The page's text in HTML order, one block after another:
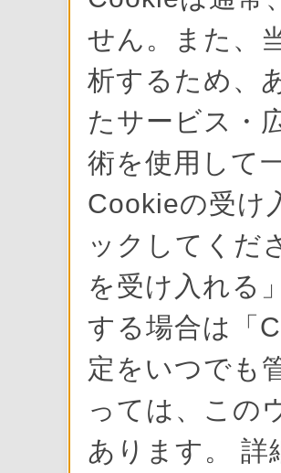
せん。また、
析するため、
たサービス・
術を使用して
Cookieの受け
ックしてくだ
を受け入れる
する場合は「
定をいつでも
っては、この
あります。 詳